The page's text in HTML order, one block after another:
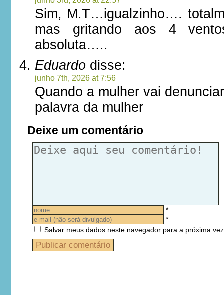
Sim, M.T…igualzinho….
mas gritando aos 4
absoluta…..
Eduardo disse:
junho 7th, 2026 at 7:56
Quando a mulher vai
palavra da mulher
Deixe um comentário
*
*
Salvar meus dados neste navegador para a próxima